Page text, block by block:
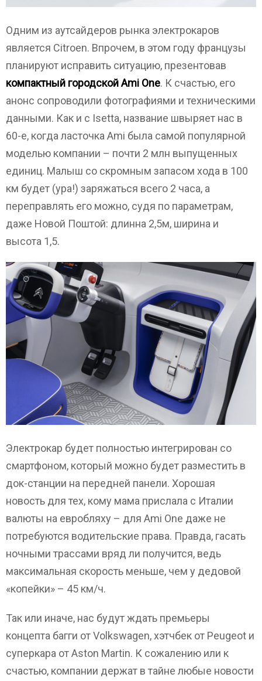
Одним из аутсайдеров рынка электрокаров
является Citroen. Впрочем, в этом году французы
планируют исправить ситуацию, презентовав
компактный городской Ami One. К счастью, его
анонс сопроводили фотографиями и техническими
данными. Как и с Isetta, название швыряет нас в
60-е, когда ласточка Ami была самой популярной
моделью компании – почти 2 млн выпущенных
единиц. Малыш со скромным запасом хода в 100
км будет (ура!) заряжаться всего 2 часа, а
переправлять его можно, судя по параметрам,
даже Новой Поштой: длинна 2,5м, ширина и
высота 1,5.
Электрокар будет полностью интегрирован со
смартфоном, который можно будет разместить в
док-станции на передней панели. Хорошая
новость для тех, кому мама прислала с Италии
валюты на евробляху – для Ami One даже не
потребуются водительские права. Правда, гасать
ночными трассами вряд ли получится, ведь
максимальная скорость меньше, чем у дедовой
«копейки» – 45 км/ч.
Так или иначе, нас будут ждать премьеры
концепта багги от Volkswagen, хэтчбек от Peugeot и
суперкара от Aston Martin. К сожалению или к
счастью, компании держат в тайне любые новости